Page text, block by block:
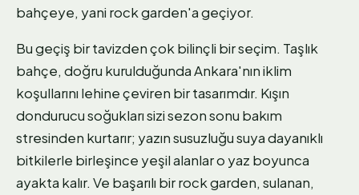
bahçeye, yani rock garden'a geçiyor.
Bu geçiş bir tavizden çok bilinçli bir seçim. Taşlık
bahçe, doğru kurulduğunda Ankara'nın iklim
koşullarını lehine çeviren bir tasarımdır. Kışın
dondurucu soğukları sizi sezon sonu bakım
stresinden kurtarır; yazın susuzluğu suya dayanıklı
bitkilerle birleşince yeşil alanlar o yaz boyunca
ayakta kalır. Ve başarılı bir rock garden, sulanan,